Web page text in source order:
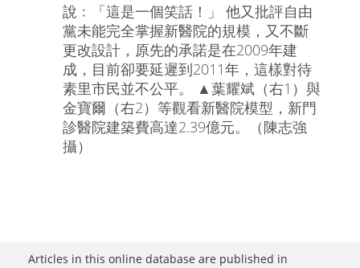
說﹕「這是一個笑話！」 他又批評自由
黨未能完全掌握新醫院的規模，又不斷
更改設計，原先的承諾是在2009年建
成，目前卻要延遲到2011年，這樣對待
素里市民並不公平。 ▲葉耀斌（右1）與
金寶爾（右2）等觀看新醫院模型，新門
診醫院建築費高達2.39億元。（陳志強
攝）
Articles in this online database are published in